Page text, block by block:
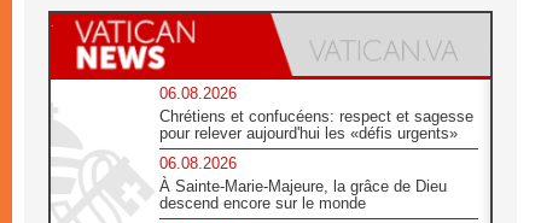
06.08.2026
Chrétiens et confucéens: respect et sagesse
pour relever aujourd'hui les «défis urgents»
06.08.2026
À Sainte-Marie-Majeure, la grâce de Dieu
descend encore sur le monde